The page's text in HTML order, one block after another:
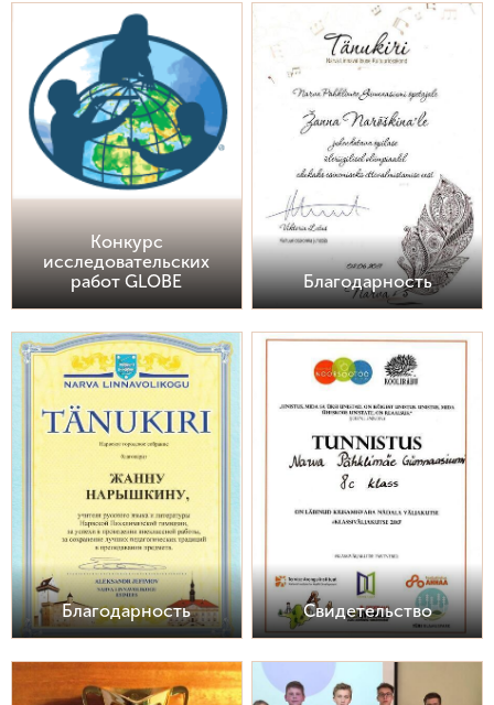
Конкурс
исследовательских
работ GLOBE
Благодарность
Благодарность Свидетельство